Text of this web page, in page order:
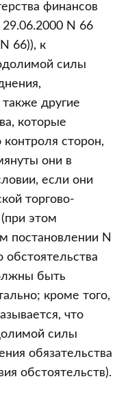
финансов
N 66
66)), к
силы
другие
которые
контроля сторон,
они в
если они
торгово-
этом
постановлении N
обстоятельства
быть
кроме того,
что
силы
обязательства
обстоятельств).